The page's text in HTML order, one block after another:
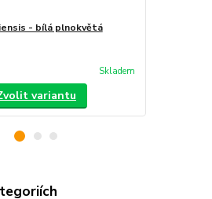
- bílá plnokvětá
Skladem
variantu